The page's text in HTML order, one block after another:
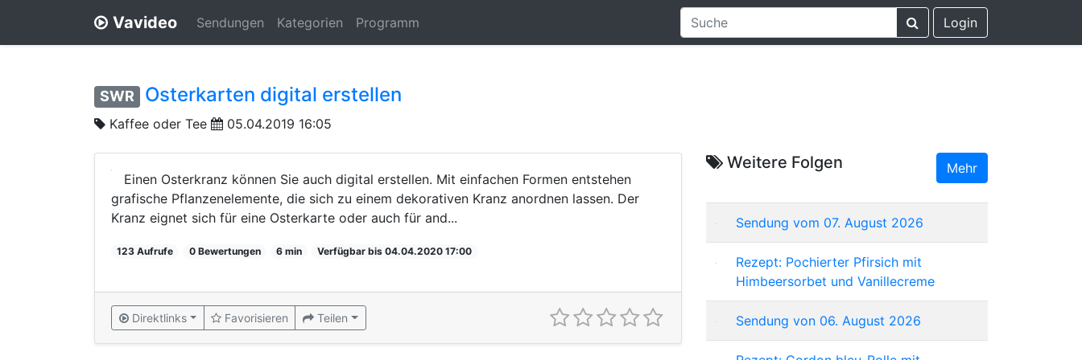
Vavideo Sendungen Kategorien Programm Login
SWR Osterkarten digital erstellen
Kaffee oder Tee 05.04.2019 16:05
Einen Osterkranz können Sie auch digital erstellen. Mit einfachen Formen entstehen
grafische Pflanzenelemente, die sich zu einem dekorativen Kranz anordnen lassen. Der
Kranz eignet sich für eine Osterkarte oder auch für and...
123 Aufrufe 0 Bewertungen 6 min Verfügbar bis 04.04.2020 17:00
Direktlinks Favorisieren Teilen
Weitere Folgen Mehr
Sendung vom 07. August 2026
Rezept: Pochierter Pfirsich mit
Himbeersorbet und Vanillecreme
Sendung von 06. August 2026